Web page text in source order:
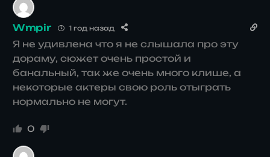
Wmpir 1 год назад
Я не удивлена что я не слышала про эту
дораму, сюжет очень простой и
банальный, так же очень много клише, а
некоторые актеры свою роль отыграть
нормально не могут.
0